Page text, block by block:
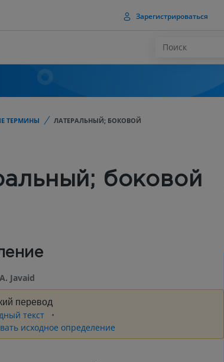
Зарегистрироваться
ТЕРМИНЫ ЛАТЕРАЛЬНЫЙ; БОКОВОЙ
боковой
Javaid
перевод
текст
исходное определение